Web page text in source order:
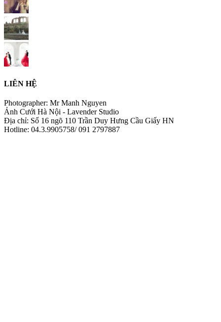
LIÊN HỆ
Photographer: Mr Manh Nguyen
Ảnh Cưới Hà Nội - Lavender Studio
Địa chỉ: Số 16 ngõ 110 Trần Duy Hưng Cầu Giấy HN
Hotline: 04.3.9905758/ 091 2797887